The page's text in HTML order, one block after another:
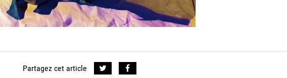
Partagez cet article